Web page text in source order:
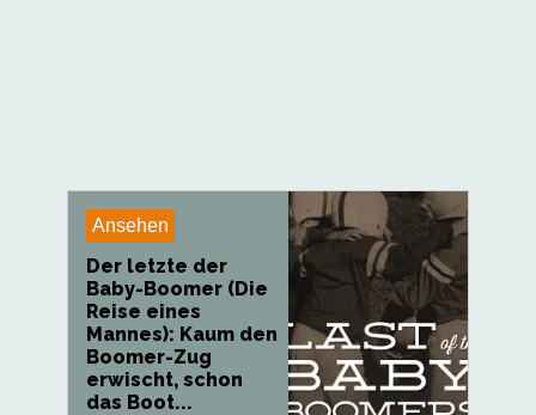
Ansehen
Der letzte der
Baby-Boomer (Die
Reise eines
Mannes): Kaum den
Boomer-Zug
erwischt, schon
das Boot...